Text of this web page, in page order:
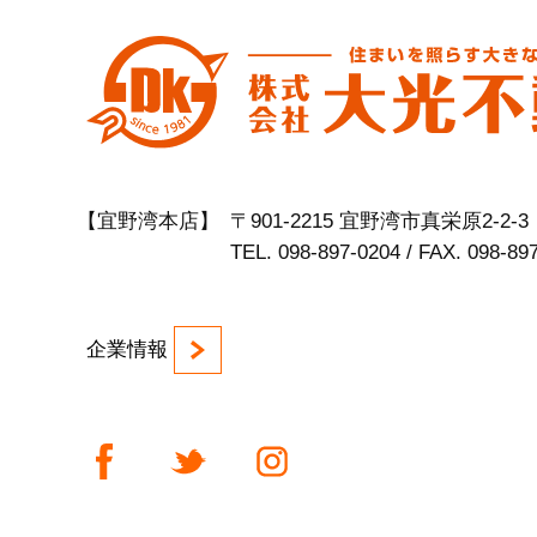
【宜野湾本店】
〒901-2215 宜野湾市真栄原2-2-3
TEL. 098-897-0204 / FAX. 098-
企業情報